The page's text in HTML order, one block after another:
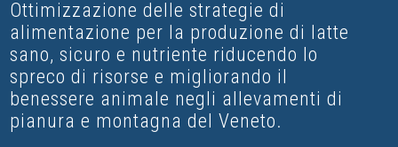
Ottimizzazione delle strategie di
alimentazione per la produzione di latte
sano, sicuro e nutriente riducendo lo
spreco di risorse e migliorando il
benessere animale negli allevamenti di
pianura e montagna del Veneto.